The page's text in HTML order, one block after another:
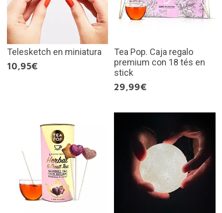
Telesketch en miniatura
10,95€
Tea Pop. Caja regalo
premium con 18 tés en
stick
29,99€